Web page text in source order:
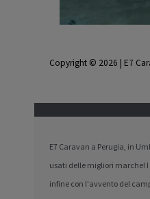
Copyright © 2026 | E7
E7 Caravan a Perugia, in
usati delle migliori marche!
infine con l'avvento del